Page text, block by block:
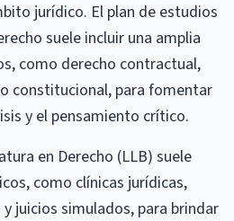
jurídico. El plan de estudios
suele incluir una amplia
como derecho contractual,
constitucional, para fomentar
y el pensamiento crítico.
en Derecho (LLB) suele
como clínicas jurídicas,
juicios simulados, para brindar